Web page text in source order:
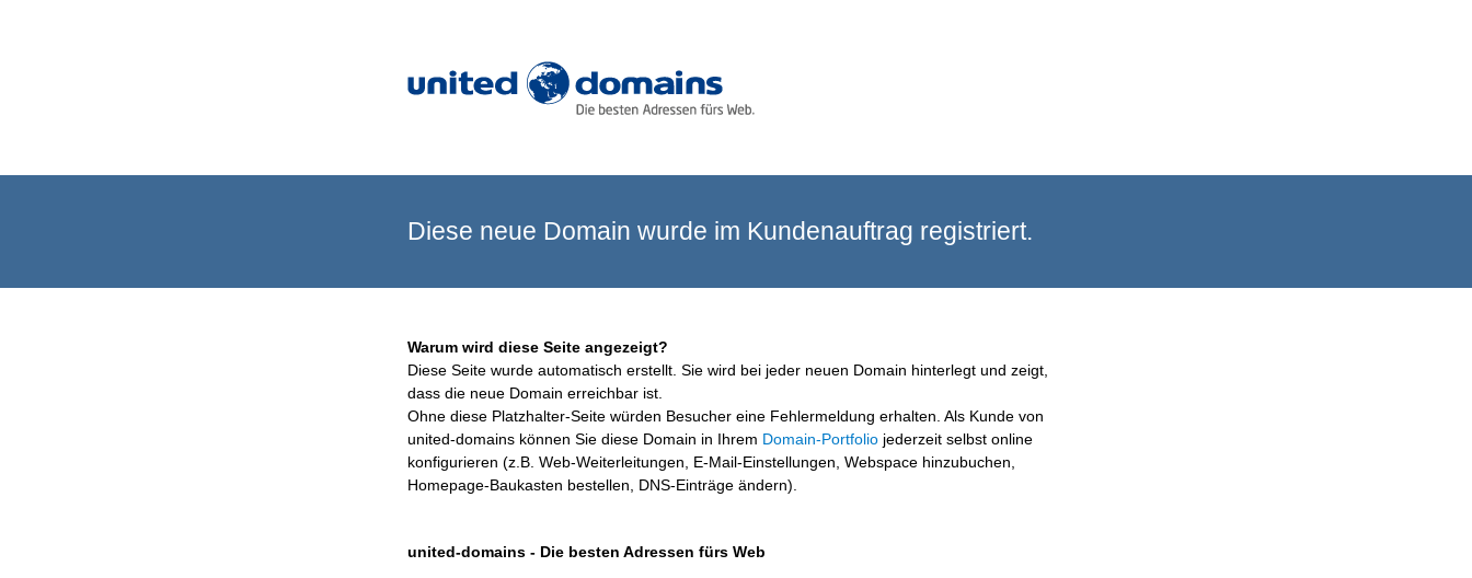
Diese neue Domain wurde im Kundenauftrag registriert.
Warum wird diese Seite angezeigt?
Diese Seite wurde automatisch erstellt. Sie wird bei jeder neuen Domain hinterlegt und zeigt,
dass die neue Domain erreichbar ist.
Ohne diese Platzhalter-Seite würden Besucher eine Fehlermeldung erhalten. Als Kunde von
united-domains können Sie diese Domain in Ihrem Domain-Portfolio jederzeit selbst online
konfigurieren (z.B. Web-Weiterleitungen, E-Mail-Einstellungen, Webspace hinzubuchen,
Homepage-Baukasten bestellen, DNS-Einträge ändern).
united-domains - Die besten Adressen fürs Web